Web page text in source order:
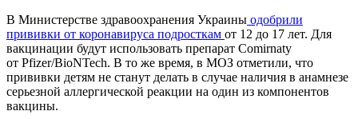
В Министерстве здравоохранения Украины одобрили
прививки от коронавируса подросткам от 12 до 17 лет. Для
вакцинации будут использовать препарат Comirnaty
от Pfizer/BioNTech. В то же время, в МОЗ отметили, что
прививки детям не станут делать в случае наличия в анамнезе
серьезной аллергической реакции на один из компонентов
вакцины.